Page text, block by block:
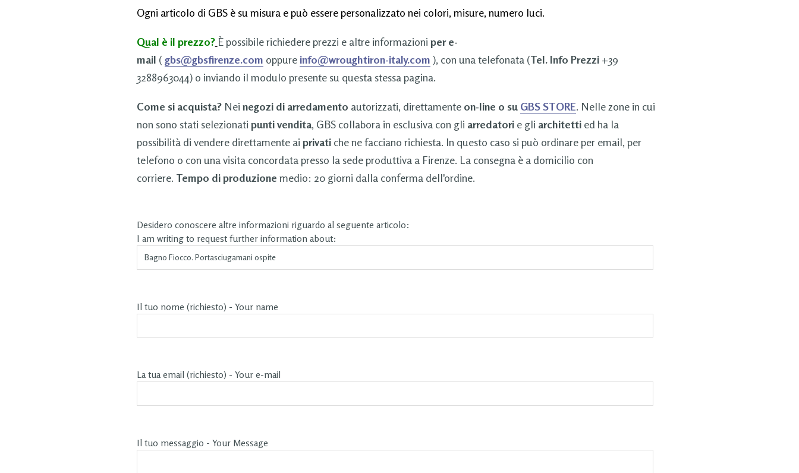
Ogni articolo di GBS è su misura e può essere personalizzato nei colori, misure, numero luci.
Qual è il prezzo? È possibile richiedere prezzi e altre informazioni per e-
mail ( gbs@gbsfirenze.com oppure info@wroughtiron-italy.com ), con una telefonata (Tel. Info Prezzi+39
3288963044) o inviando il modulo presente su questa stessa pagina.
Come si acquista?Nei negozi di arredamento autorizzati, direttamente on-line o su GBS STORE. Nelle zone in cui
non sono stati selezionati punti vendita, GBS collabora in esclusiva con gli arredatorie gli architettied ha la
possibilità di vendere direttamente ai privatiche ne facciano richiesta. In questo caso si può ordinare per email, per
telefono o con una visita concordata presso la sede produttiva a Firenze. La consegna è a domicilio con
corriere. Tempo di produzione medio: 20 giorni dalla conferma dell'ordine.
Desidero conoscere altre informazioni riguardo al seguente articolo:
I am writing to request further information about:
Il tuo nome (richiesto) - Your name
La tua email (richiesto) - Your e-mail
Il tuo messaggio - Your Message